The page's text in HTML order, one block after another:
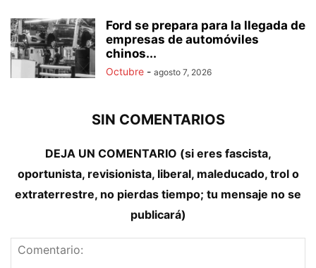
Ford se prepara para la llegada de
empresas de automóviles
chinos...
Octubre - agosto 7, 2026
SIN COMENTARIOS
DEJA UN COMENTARIO (si eres fascista,
oportunista, revisionista, liberal, maleducado, trol o
extraterrestre, no pierdas tiempo; tu mensaje no se
publicará)